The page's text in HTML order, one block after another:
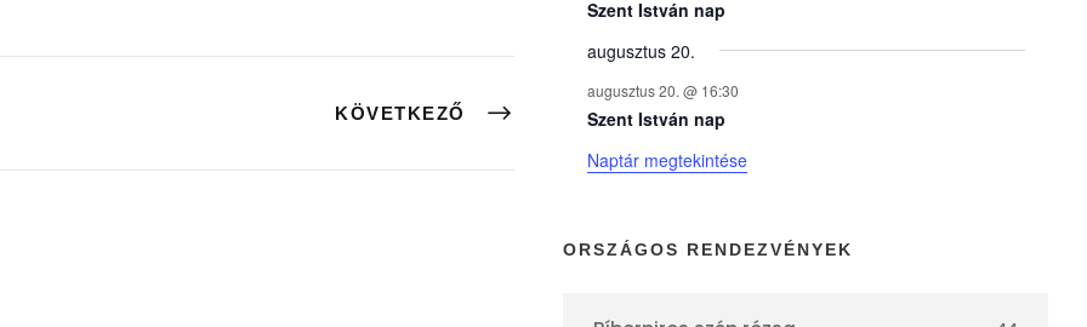
KÖVETKEZŐ
y
e
k
n
a
Szent István nap
augusztus 20.
augusztus 20. @ 16:30
Szent István nap
Naptár megtekintése
ORSZÁGOS RENDEZVÉNYEK